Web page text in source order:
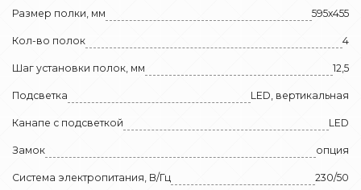
Размер полки, мм 595х455
Кол-во полок 4
Шаг установки полок, мм 12,5
Подсветка LED, вертикальная
Канапе с подсветкой LED
Замок опция
Система электропитания, В/Гц 230/50